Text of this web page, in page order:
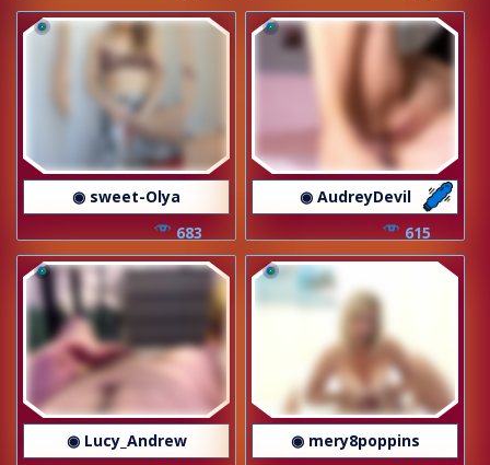
◉ sweet-Olya
683
◉ AudreyDevil
615
◉ Lucy_Andrew
◉ mery8poppins